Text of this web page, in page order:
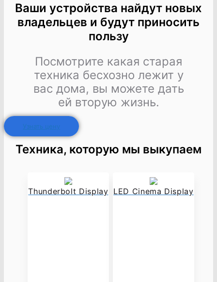
Ваши устройства найдут новых
владельцев и будут приносить
пользу
Посмотрите какая старая
техника бесхозно лежит у
вас дома, вы можете дать
ей вторую жизнь.
Узнать цену
Техника, которую мы выкупаем
Thunderbolt Display LED Cinema Display